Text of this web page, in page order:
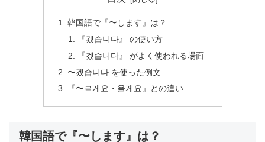
韓国語で『〜します』は？
『겠습니다』 の使い方
『겠습니다』 がよく使われる場面
〜겠습니다 を使った例文
『〜ㄹ게요・을게요』との違い
韓国語で『〜します』は？